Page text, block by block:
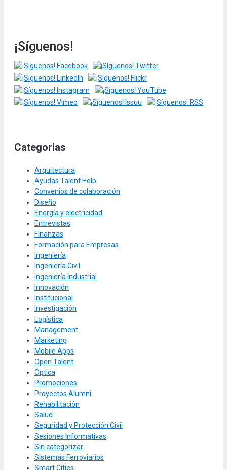
¡Síguenos!
Categorias
Arquitectura
Ayudas Talent Help
Convenios de colaboración
Diseño
Energía y electricidad
Entrevistas
Finanzas
Formación para Empresas
Ingeniería
Ingeniería Civil
Ingeniería Industrial
Innovación
Institucional
Investigación
Logística
Management
Marketing
Mobile Apps
Open Talent
Óptica
Promociones
Proyectos Alumni
Rehabilitación
Salud
Seguridad y Protección Civil
Sesiones Informativas
Sin categorizar
Sistemas Ferroviarios
Smart Cities